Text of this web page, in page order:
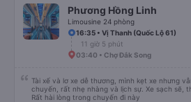
Phương Hồng Linh
Limousine 24 phòng
16:35 • Vị Thanh (Quốc Lộ 61)
11 giờ 5 phút
03:40 • Chợ Đắk Song
Tài xế và lơ xe dễ thương, mình kẹt xe nhưng
chuyến, rất nhẹ nhàng và lịch sự. Xe sạch sẽ,
Rất hài lòng trong chuyến đi này